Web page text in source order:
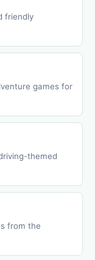
friendly
games for
themed
from the